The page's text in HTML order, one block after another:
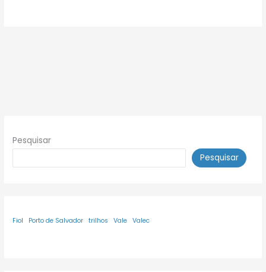
Pesquisar
Pesquisar
Fiol Porto de Salvador trilhos Vale Valec